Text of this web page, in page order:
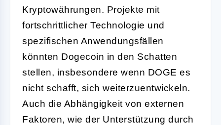
Kryptowährungen. Projekte mit
fortschrittlicher Technologie und
spezifischen Anwendungsfällen
könnten Dogecoin in den Schatten
stellen, insbesondere wenn DOGE es
nicht schafft, sich weiterzuentwickeln.
Auch die Abhängigkeit von externen
Faktoren, wie der Unterstützung durch